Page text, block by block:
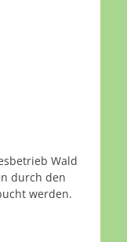
Wald
durch den
werden.